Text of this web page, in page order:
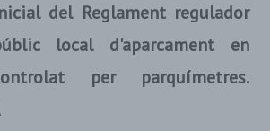
del Reglament regulador
local d'aparcament en
per parquímetres.